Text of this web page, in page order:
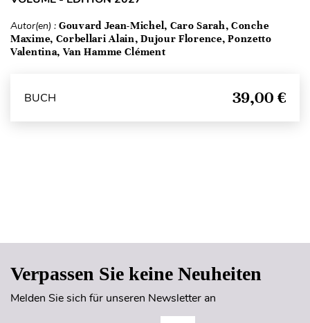
Autor(en) : Gouvard Jean-Michel, Caro Sarah, Conche
Maxime, Corbellari Alain, Dujour Florence, Ponzetto
Valentina, Van Hamme Clément
BUCH 39,00 €
Verpassen Sie keine Neuheiten
Melden Sie sich für unseren Newsletter an